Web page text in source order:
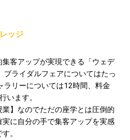
ッジ
客アップが実現できる「ウェデ
ブライダルフェアについてはたっ
ラリーについては12時間、料金
います。
業】なのでただの座学とは圧倒的
に自分の手で集客アップを実感
。